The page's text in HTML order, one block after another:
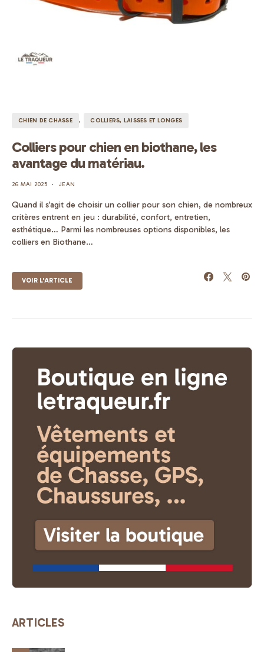
CHIEN DE CHASSE COLLIERS, LAISSES ET LONGES
Colliers pour chien en biothane, les
avantage du matériau.
26 MAI 2025 JEAN
Quand il s’agit de choisir un collier pour son chien, de nombreux
critères entrent en jeu : durabilité, confort, entretien,
esthétique… Parmi les nombreuses options disponibles, les
colliers en Biothane…
VOIR L'ARTICLE
ARTICLES